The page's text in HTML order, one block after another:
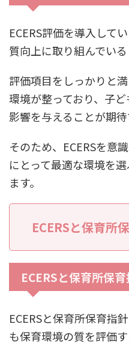
ECERS評価を導入して
質向上に取り組んでいる
評価項目をしっかりと
環境が整っており、子
影響を与えることが期待
そのため、ECERSを意
にとって最適な環境を
ます。
ECERSと保育所
ECERSと保育所保
ECERSと保育所保育指
も保育環境の質を評価